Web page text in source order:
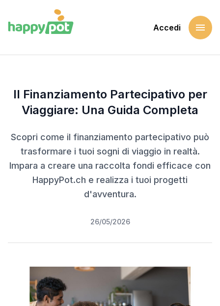
Accedi menu
Il Finanziamento Partecipativo per
Viaggiare: Una Guida Completa
Scopri come il finanziamento partecipativo può
trasformare i tuoi sogni di viaggio in realtà.
Impara a creare una raccolta fondi efficace con
HappyPot.ch e realizza i tuoi progetti
d'avventura.
26/05/2026